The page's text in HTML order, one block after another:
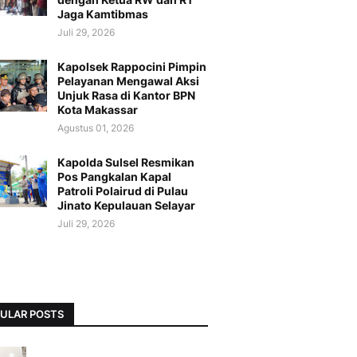
Jaga Kamtibmas
Juli 29, 2026
Kapolsek Rappocini Pimpin
Pelayanan Mengawal Aksi
Unjuk Rasa di Kantor BPN
Kota Makassar
Agustus 01, 2026
Kapolda Sulsel Resmikan
Pos Pangkalan Kapal
Patroli Polairud di Pulau
Jinato Kepulauan Selayar
Juli 29, 2026
POSTS